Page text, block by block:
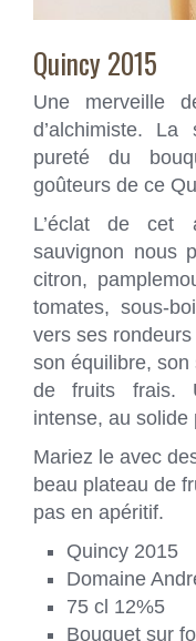
Quincy 2015
Une merveille
d’alchimiste.
pureté du
goûteurs de ce
L’éclat de cet
sauvignon nous
citron,
tomates, sous-
vers ses
son équilibre,
de fruits frais.
intense, au solide
Mariez le avec
beau plateau de
pas en apéritif.
Quincy 2015
Domaine
75 cl 12%5
Bouquet sur